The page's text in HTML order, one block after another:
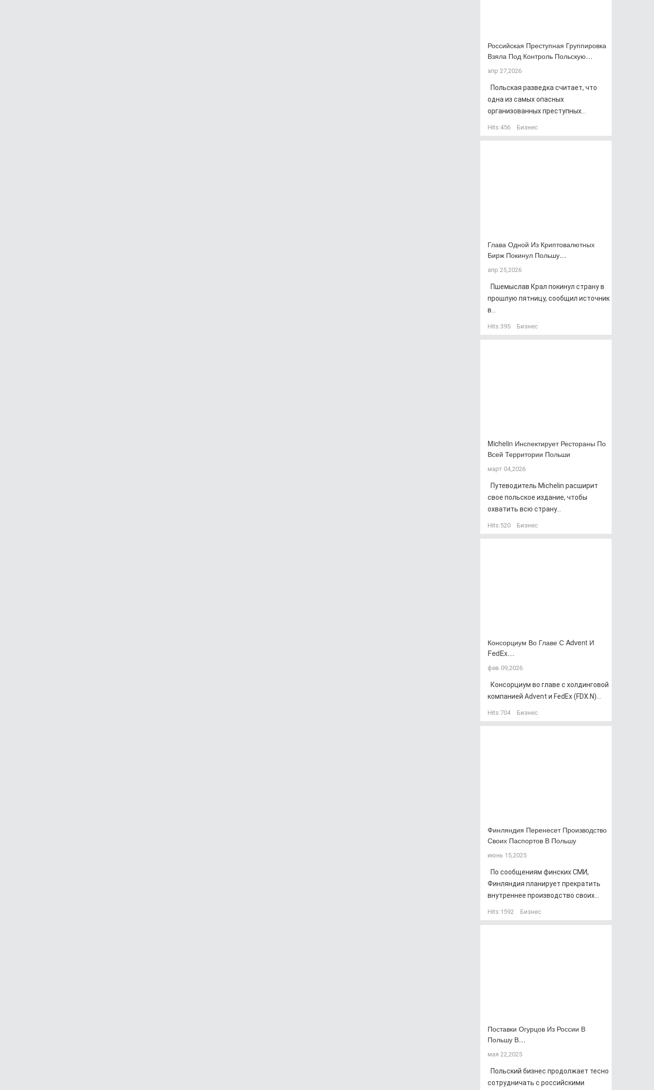
Российская Преступная Группировка
Взяла Под Контроль Польскую…
апр 27,2026
Польская разведка считает, что
одна из самых опасных
организованных преступных...
Hits:456 Бизнес
Глава Одной Из Криптовалютных
Бирж Покинул Польшу…
апр 25,2026
Пшемыслав Крал покинул страну в
прошлую пятницу, сообщил источник
в...
Hits:395 Бизнес
Michelin Инспектирует Рестораны По
Всей Территории Польши
март 04,2026
Путеводитель Michelin расширит
свое польское издание, чтобы
охватить всю страну...
Hits:520 Бизнес
Консорциум Во Главе С Advent И
FedEx…
фев 09,2026
Консорциум во главе с холдинговой
компанией Advent и FedEx (FDX.N)...
Hits:704 Бизнес
Финляндия Перенесет Производство
Своих Паспортов В Польшу
июнь 15,2025
По сообщениям финских СМИ,
Финляндия планирует прекратить
внутреннее производство своих...
Hits:1592 Бизнес
Поставки Огурцов Из России В
Польшу В…
мая 22,2025
Польский бизнес продолжает тесно
сотрудничать с российскими